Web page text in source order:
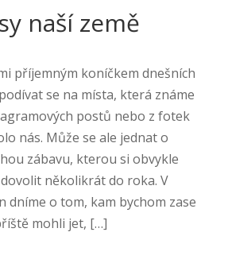
naší země
příjemným koníčkem dnešních
se na místa, která známe
postů nebo z fotek
nás. Může se ale jednat o
zábavu, kterou si obvykle
několikrát do roka. V
dníme o tom, kam bychom zase
mohli jet, […]